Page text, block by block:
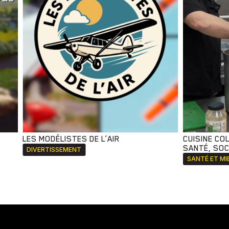
LES MODÉLISTES DE L’AIR
DIVERTISSEMENT
CUISINE
SANTÉ,
SANTÉ ET